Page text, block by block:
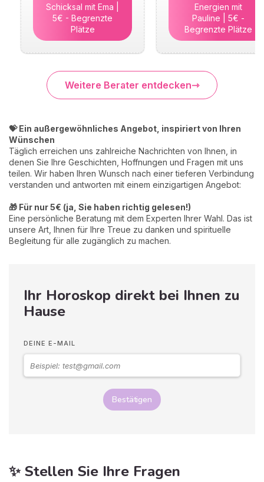
Schicksal mit Ema |
5€ - Begrenzte
Plätze
Energien mit
Pauline | 5€ -
Begrenzte Plätze
Weitere Berater entdecken
💝 Ein außergewöhnliches Angebot, inspiriert von Ihren
Wünschen
Täglich erreichen uns zahlreiche Nachrichten von Ihnen, in
denen Sie Ihre Geschichten, Hoffnungen und Fragen mit uns
teilen. Wir haben Ihren Wunsch nach einer tieferen Verbindung
verstanden und antworten mit einem einzigartigen Angebot:
🎁 Für nur 5€ (ja, Sie haben richtig gelesen!)
Eine persönliche Beratung mit dem Experten Ihrer Wahl. Das ist
unsere Art, Ihnen für Ihre Treue zu danken und spirituelle
Begleitung für alle zugänglich zu machen.
Ihr Horoskop direkt bei Ihnen zu
Hause
DEINE E-MAIL
Bestätigen
✨ Stellen Sie Ihre Fragen